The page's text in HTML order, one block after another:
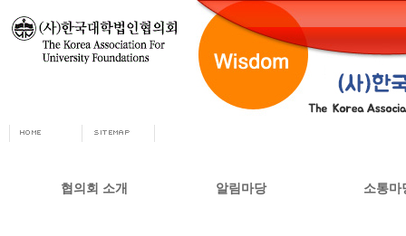
협의회 소개 알림마당 소통마